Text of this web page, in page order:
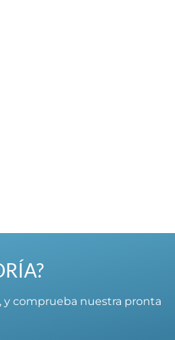
y comprueba nuestra pronta